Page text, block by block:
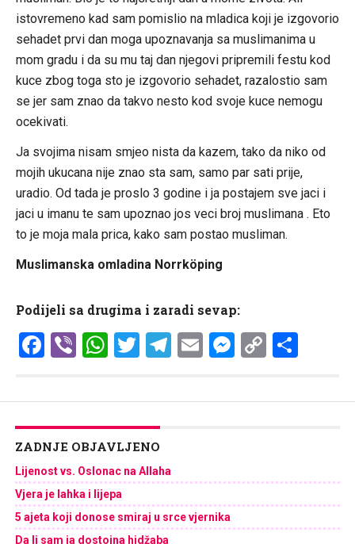
istovremeno kad sam pomislio na mladica koji je izgovorio
sehadet prvi dan moga upoznavanja sa muslimanima u
mom gradu i da su mu taj dan njegovi pripremili festu kod
kuce zbog toga sto je izgovorio sehadet, razalostio sam
se jer sam znao da takvo nesto kod svoje kuce nemogu
ocekivati.
Ja svojima nisam smjeo nista da kazem, tako da niko od
mojih ukucana nije znao sta sam, samo par sati prije,
uradio. Od tada je proslo 3 godine i ja postajem sve jaci i
jaci u imanu te sam upoznao jos veci broj muslimana . Eto
to je moja mala prica, kako sam postao musliman.
Muslimanska omladina Norrköping
Podijeli sa drugima i zaradi sevap:
Facebook
ViberWhatsApp
Twitter
Telegram
EmailCopy
ZADNJE OBJAVLJENO
Lijenost vs. Oslonac na Allaha
Vjera je lahka i lijepa
5 ajeta koji donose smiraj u srce vjernika
Da li sam ja dostojna hidžaba